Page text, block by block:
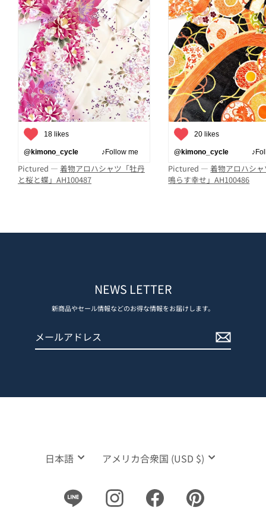
18 likes
@kimono_cycle ♪Follow me
Pictured — 着物アロハシャツ「牡丹
と桜と蝶」AH100487
20 likes
@kimono_cycle
Pictured —着物アロハシ
鳴らす幸せ」AH100486
NEWS LETTER
新商品やセール情報などのお得な情報をお届けします。
言
日本語
通
アメリカ合衆国 (USD $)
Instagram Facebook